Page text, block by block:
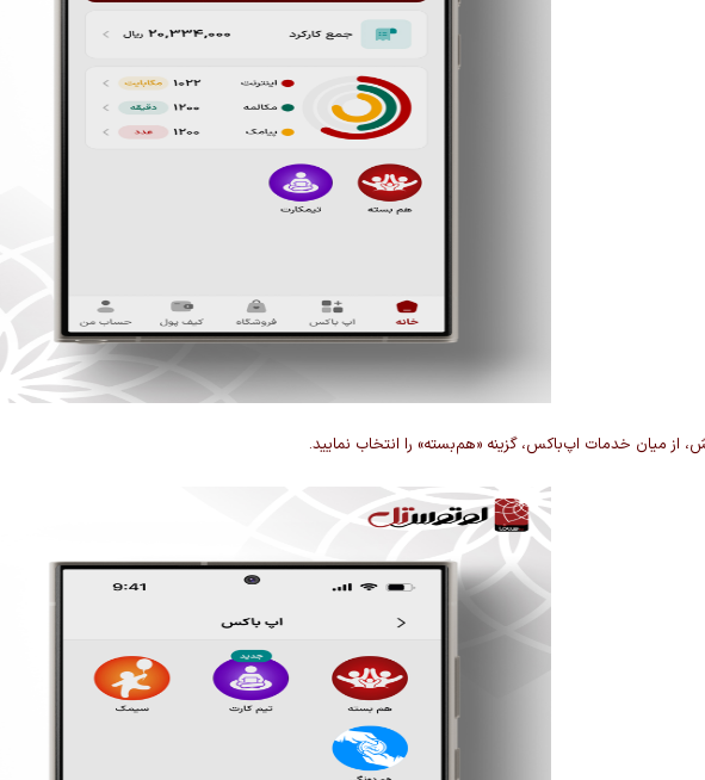
از میان خدمات اپ‌باکس، گزینه «هم‌بسته» را انتخاب نمایید.